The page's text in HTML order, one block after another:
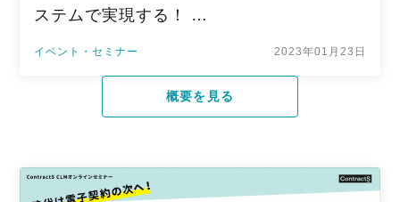
ステムで実現する！ …
イベント・セミナー 2023年01月23日
概要を見る